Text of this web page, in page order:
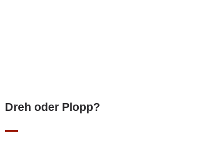
Dreh oder Plopp?